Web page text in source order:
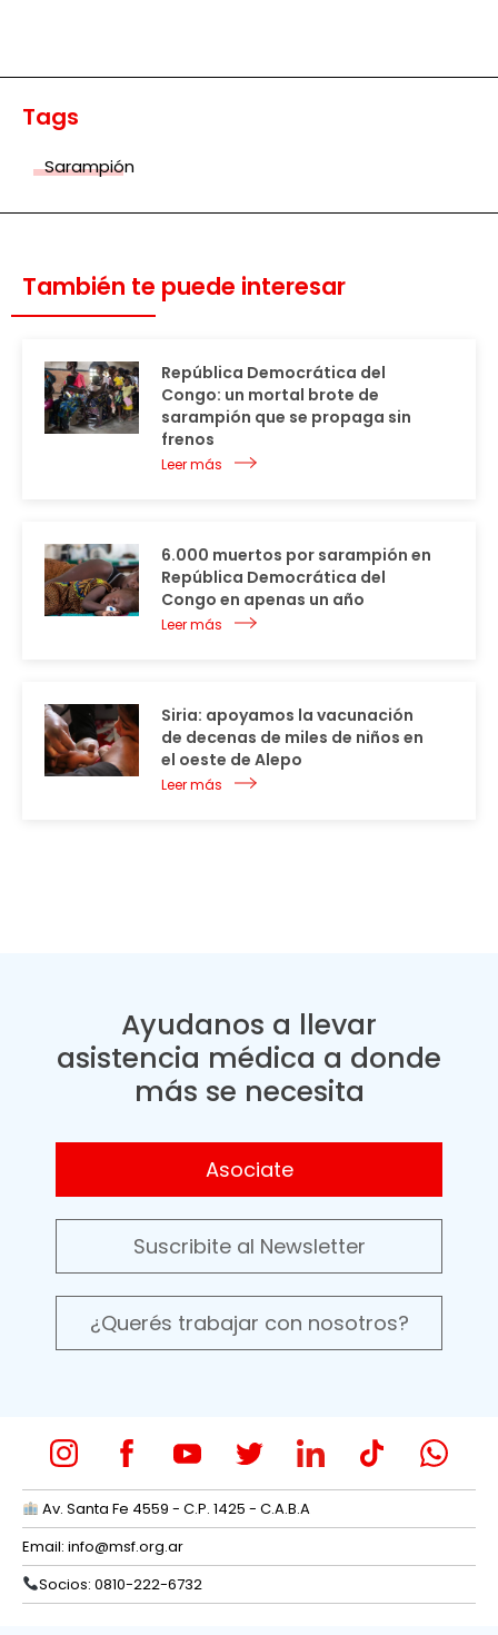
Tags
Sarampión
También te puede interesar
República Democrática del
Congo: un mortal brote de
sarampión que se propaga sin
frenos
Leer más
6.000 muertos por sarampión en
República Democrática del
Congo en apenas un año
Leer más
Siria: apoyamos la vacunación
de decenas de miles de niños en
el oeste de Alepo
Leer más
Ayudanos a llevar
asistencia médica a donde
más se necesita
Asociate
Suscribite al Newsletter
¿Querés trabajar con nosotros?
Av. Santa Fe 4559 - C.P. 1425 - C.A.B.A
Email: info@msf.org.ar
Socios: 0810-222-6732